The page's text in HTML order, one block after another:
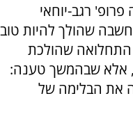
רגב-יוחאי
שהולך להיות טוב
התחלואה שהולכת
אלא שבהמשך טענה:
את הבלימה של